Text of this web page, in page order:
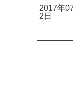
2017年
2日